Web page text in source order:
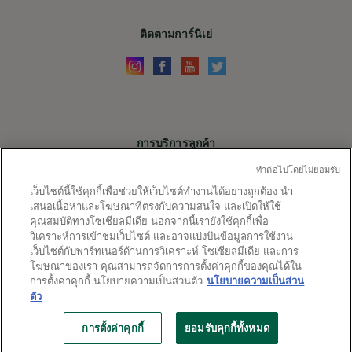
ลิ้งค์ต่างๆ
นโยบายความเป็นส่วนตัว
ไอเท็มเด็ดจากการ์นิเย่
ประเทศ
และ
ภูมิภาค
ประเทศและภูมิภาค
การบริการลูกค้า
ติดตามการ์นิเย่
เว็บไซต์นี้ใช้คุกกี้เพื่อช่วยให้เว็บไซต์ทำงานได้อย่างถูกต้อง นำ
เสนอเนื้อหาและโฆษณาที่ตรงกับความสนใจ และเปิดให้ใช้
คุณสมบัติทางโซเชียลมีเดีย นอกจากนี้เรายังใช้คุกกี้เพื่อ
วิเคราะห์การเข้าชมเว็บไซต์ และอาจแบ่งปันข้อมูลการใช้งาน
เว็บไซต์กับพาร์ทเนอร์ด้านการวิเคราะห์ โซเชียลมีเดีย และการ
โฆษณาของเรา คุณสามารถจัดการการตั้งค่าคุกกี้ของคุณได้ใน
การตั้งค่าคุกกี้ นโยบายความเป็นส่วนตัว นโยบายความเป็นส่วน
ตัว
การตั้งค่าคุกกี้ ยอมรับคุกกี้ทั้งหมด
ทําต่อไปโดยไม่ยอมรับ